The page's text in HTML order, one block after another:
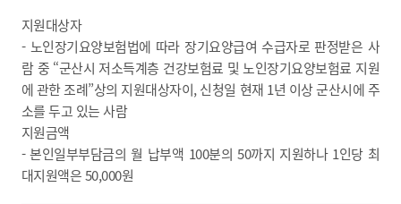
지원대상자
- 노인장기요양보험법에 따라 장기요양급여 수급자로 판정받은 사
람 중 “군산시 저소득계층 건강보험료 및 노인장기요양보험료 지원
에 관한 조례”상의 지원대상자이, 신청일 현재 1년 이상 군산시에 주
소를 두고 있는 사람
지원금액
- 본인일부부담금의 월 납부액 100분의 50까지 지원하나 1인당 최
대지원액은 50,000원